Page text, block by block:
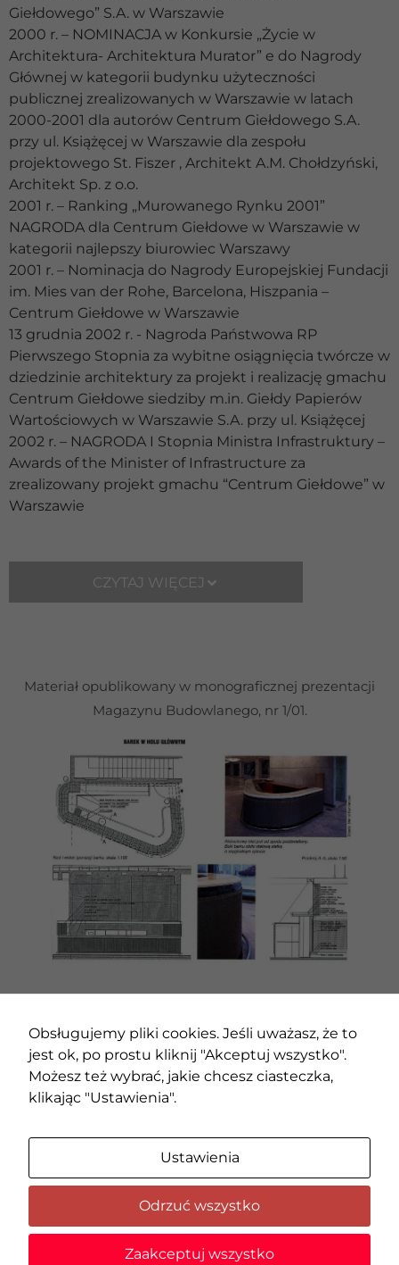
Giełdowego” S.A. w Warszawie
2000 r. – NOMINACJA w Konkursie „Życie w
Architektura- Architektura Murator” e do Nagrody
Głównej w kategorii budynku użyteczności
publicznej zrealizowanych w Warszawie w latach
2000-2001 dla autorów Centrum Giełdowego S.A.
przy ul. Książęcej w Warszawie dla zespołu
projektowego St. Fiszer , Architekt A.M. Chołdzyński,
Architekt Sp. z o.o.
2001 r. – Ranking „Murowanego Rynku 2001”
NAGRODA dla Centrum Giełdowe w Warszawie w
kategorii najlepszy biurowiec Warszawy
2001 r. – Nominacja do Nagrody Europejskiej Fundacji
im. Mies van der Rohe, Barcelona, Hiszpania –
Centrum Giełdowe w Warszawie
13 grudnia 2002 r. - Nagroda Państwowa RP
Pierwszego Stopnia za wybitne osiągnięcia twórcze w
dziedzinie architektury za projekt i realizację gmachu
Centrum Giełdowe siedziby m.in. Giełdy Papierów
Wartościowych w Warszawie S.A. przy ul. Książęcej
2002 r. – NAGRODA I Stopnia Ministra Infrastruktury –
Awards of the Minister of Infrastructure za
zrealizowany projekt gmachu “Centrum Giełdowe” w
Warszawie
CZYTAJ WIĘCEJ
Materiał opublikowany w monograficznej prezentacji
Magazynu Budowlanego, nr 1/01.
© 2020 AMC – Andrzej M. Chołdzyński | Wszystkie prawa
Zmień ustawienia cookies
Obsługujemy pliki cookies. Jeśli uważasz, że to
jest ok, po prostu kliknij "Akceptuj wszystko".
Możesz też wybrać, jakie chcesz ciasteczka,
klikając "Ustawienia".
Ustawienia
Odrzuć wszystko
Zaakceptuj wszystko
Konieczne
Te pliki cookie
nie są
opcjonalne. Są
one potrzebne
do
funkcjonowania
strony
internetowej.
internetowej,
internetowa
działała jak
najlepiej podczas
przejścia na nią.
Jeśli odrzucisz te
pliki cookie,
niektóre funkcje
znikną ze strony
internetowej.
Udostępniając
zainteresowania i
zachowania
podczas
odwiedzania naszej
spersonalizowanych
treści i ofert.